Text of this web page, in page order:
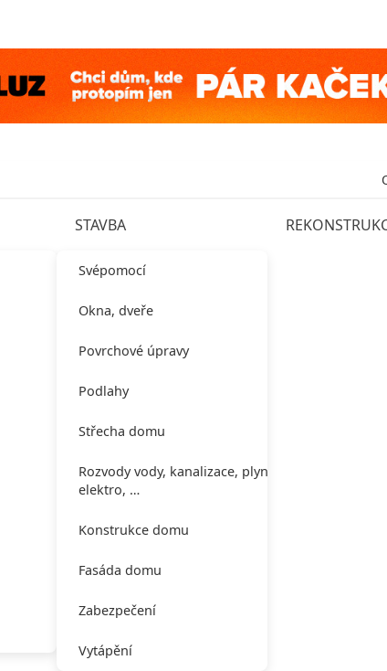
STAVBA
Svépomocí
Okna, dveře
Povrchové úpravy
Podlahy
Střecha domu
Rozvody vody, kanalizace, plynu,
elektro, …
Konstrukce domu
Fasáda domu
Zabezpečení
Vytápění